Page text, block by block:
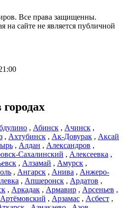
Все права защищенны.
на сайте не является публичной
, Абинск , Ачинск ,
, Ахтубинск , Ак-Довурак , Аксай
, Алдан , Александров ,
Сахалинский , Алексеевка ,
, Алзамай , Амурск ,
, Ангарск , Анива , Анжеро-
, Апшеронск , Ардатов ,
, Аркадак , Армавир , Арсеньев ,
Артёмовский , Арзамас , Асбест ,